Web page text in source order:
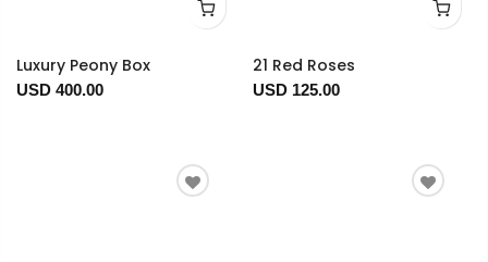
Luxury Peony Box
USD 400.00
21 Red Roses
USD 125.00